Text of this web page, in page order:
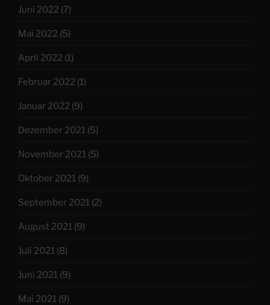
Juni 2022 (7)
Mai 2022 (5)
April 2022 (1)
Februar 2022 (1)
Januar 2022 (9)
Dezember 2021 (5)
November 2021 (5)
Oktober 2021 (9)
September 2021 (2)
August 2021 (9)
Juli 2021 (8)
Juni 2021 (9)
Mai 2021 (9)